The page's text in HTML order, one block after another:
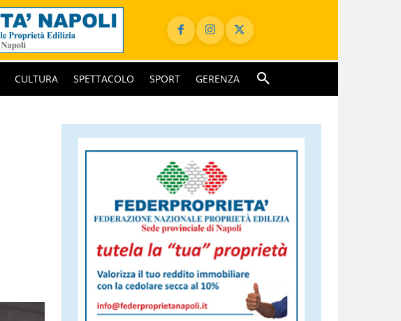
CULTURA SPETTACOLO SPORT GERENZA